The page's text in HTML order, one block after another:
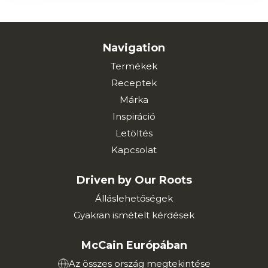
Navigation
Termékek
Receptek
Márka
Inspiráció
Letöltés
Kapcsolat
Driven by Our Roots
Álláslehetőségek
Gyakran ismételt kérdések
McCain Európában
Az összes ország megtekintése